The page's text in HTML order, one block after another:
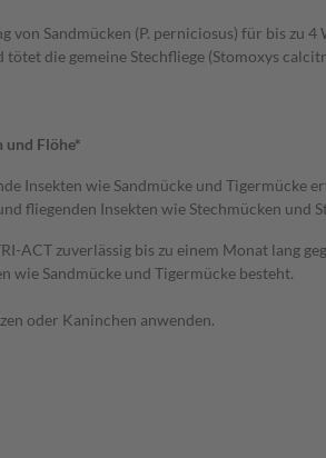
Sandmücken (P. perniciosus) für bis zu
die gemeine Stechfliege (Stomoxys
und Flöhe*
Insekten wie Sandmücke und
fliegenden Insekten wie Stechmücken und
ACT zuverlässig bis zu einem Monat lang
wie Sandmücke und Tigermücke besteht.
oder Kaninchen anwenden.